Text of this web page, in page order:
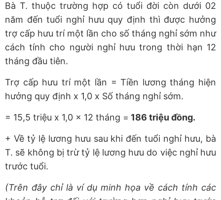
Bà T. thuộc trường hợp có tuổi đời còn dưới 02
năm đến tuổi nghỉ hưu quy định thì được hưởng
trợ cấp hưu trí một lần cho số tháng nghỉ sớm như
cách tính cho người nghỉ hưu trong thời hạn 12
tháng đầu tiên.
Trợ cấp hưu trí một lần = Tiền lương tháng hiện
hưởng quy định x 1,0 x Số tháng nghỉ sớm.
= 15,5 triệu x 1,0 x 12 tháng = 186 triệu đồng.
+ Về tỷ lệ lương hưu sau khi đến tuổi nghỉ hưu, bà
T. sẽ không bị trừ tỷ lệ lương hưu do việc nghỉ hưu
trước tuổi.
(Trên đây chỉ là ví dụ minh họa về cách tính các